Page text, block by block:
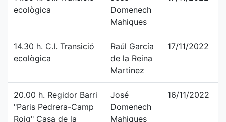
ecològica
Domenech
Mahiques
14.30 h. C.I. Transició
ecològica
Raúl García
de la Reina
Martinez
17/11/2022
20.00 h. Regidor Barri
"Paris Pedrera-Camp
Roig" Casa de la
José
Domenech
Mahiques
16/11/2022